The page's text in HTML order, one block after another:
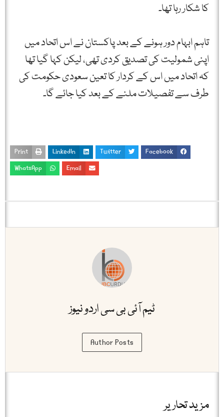
کا شکار رہا تھا۔
تاہم ابہام دور ہونے کے بعد پاکستان نے اس اتحاد میں
اپنی شمولیت کی تصدیق کردی تھی، لیکن کہا گیا تھا
کہ اتحاد میں اس کے کردار کا تعین سعودی حکومت کی
طرف سے تفصیلات ملنے کے بعد کیا جائے گا۔
Facebook
Twitter
LinkedIn
Print
Email
WhatsApp
ٹیم آئی بی سی اردو نیوز
Author Posts
مزید تحاریر